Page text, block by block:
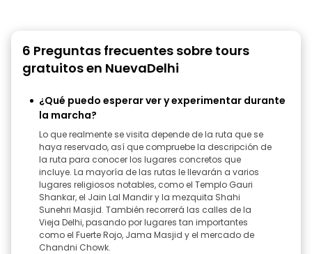
6 Preguntas frecuentes sobre tours
gratuitos en NuevaDelhi
¿Qué puedo esperar ver y experimentar durante
la marcha?
Lo que realmente se visita depende de la ruta que se
haya reservado, así que compruebe la descripción de
la ruta para conocer los lugares concretos que
incluye. La mayoría de las rutas le llevarán a varios
lugares religiosos notables, como el Templo Gauri
Shankar, el Jain Lal Mandir y la mezquita Shahi
Sunehri Masjid. También recorrerá las calles de la
Vieja Delhi, pasando por lugares tan importantes
como el Fuerte Rojo, Jama Masjid y el mercado de
Chandni Chowk.